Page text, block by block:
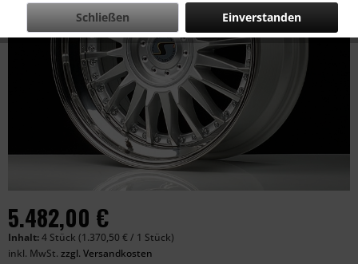
5.482,00 €
Inhalt:4 Stück (1.370,50 € / 1 Stück)
inkl. MwSt. zzgl. Versandkosten
Einverstanden
Schließen